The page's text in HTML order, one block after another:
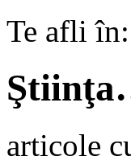
Te afli în:
articole